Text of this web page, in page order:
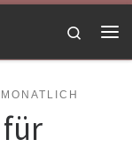
Search